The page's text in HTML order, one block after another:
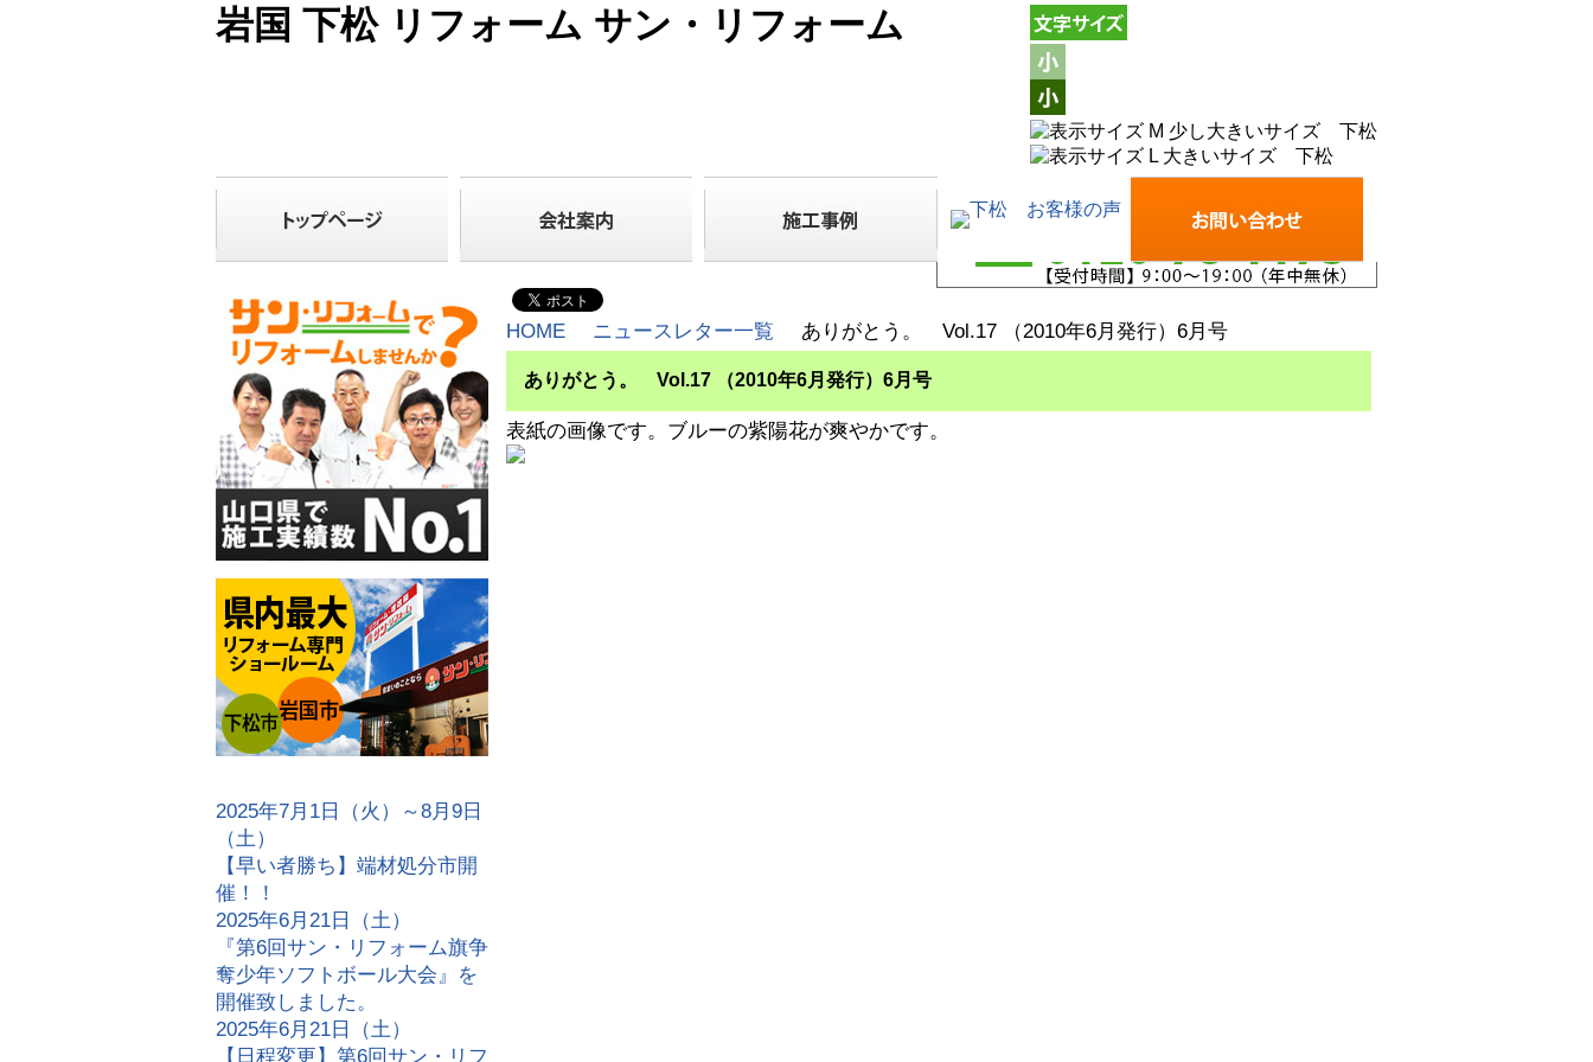
岩国 下松 リフォーム サン・リフォーム
HOME ニュースレター一覧 ありがとう。 Vol.17 （2010年6月発行）6月号
ありがとう。 Vol.17 （2010年6月発行）6月号
表紙の画像です。ブルーの紫陽花が爽やかです。
2025年7月1日（火）～8月9日
（土）
【早い者勝ち】端材処分市開
催！！
2025年6月21日（土）
『第6回サン・リフォーム旗争
奪少年ソフトボール大会』を
開催致しました。
2025年6月21日（土）
【日程変更】第6回サン・リフ